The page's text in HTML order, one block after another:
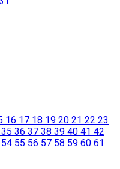
16 17 18 19 20 21 22 23
35 36 37 38 39 40 41 42
54 55 56 57 58 59 60 61